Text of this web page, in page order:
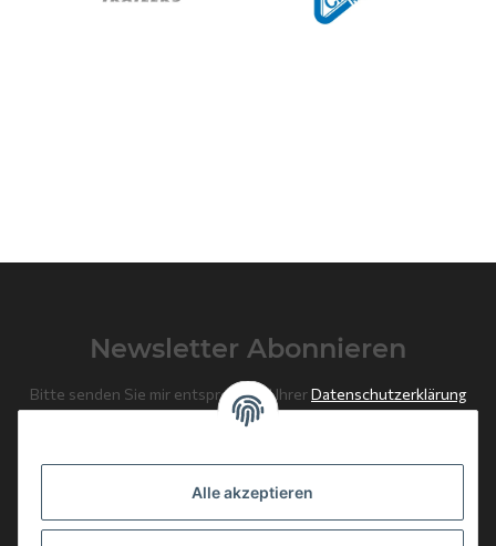
Alle akzeptieren
Newsletter Abonnieren
Bitte senden Sie mir entsprechend IhrerDatenschutzerklärung
regelmäßig und jederzeit widerruflich Informationen zu Ihrem
Newsletter Abonnieren